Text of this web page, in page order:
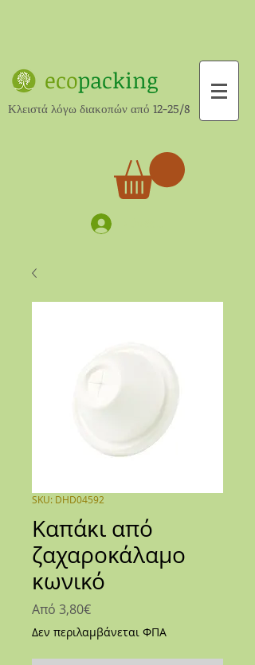
ecopacking
Κλειστά λόγω διακοπών από 12-25/8
SKU: DHD04592
Καπάκι από
ζαχαροκάλαμο
κωνικό
Από 3,80€Τιμή
Έκπτωσης
Δεν περιλαμβάνεται ΦΠΑ